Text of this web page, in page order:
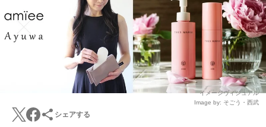
イメージヴィジュアル
Image by: そごう・西武
シェアする